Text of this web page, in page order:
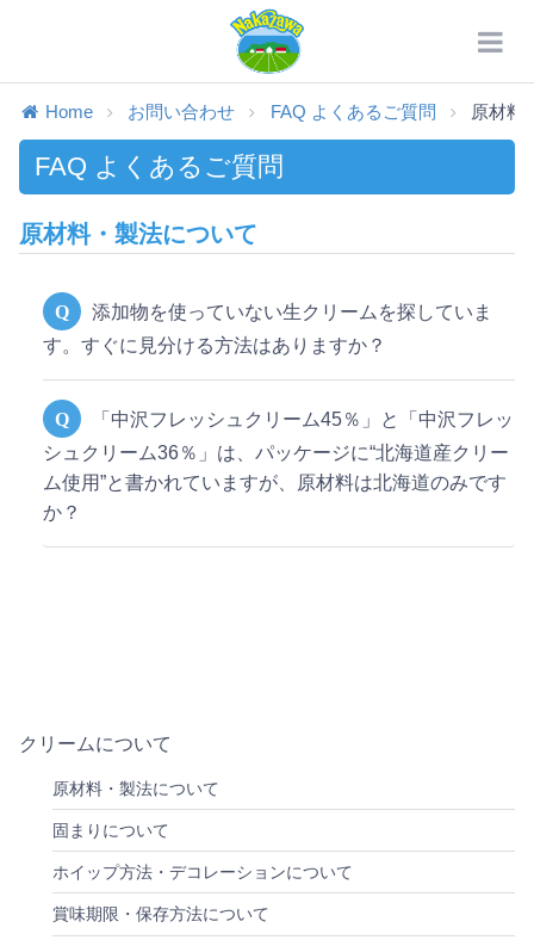
Home お問い合わせ FAQ よくあるご質問 原材料
FAQ よくあるご質問
原材料・製法について
Q
添加物を使っていない生クリームを探していま
す。すぐに見分ける方法はありますか？
Q
「中沢フレッシュクリーム45％」と「中沢フレッ
シュクリーム36％」は、パッケージに“北海道産クリー
ム使用”と書かれていますが、原材料は北海道のみです
か？
クリームについて
原材料・製法について
固まりについて
ホイップ方法・デコレーションについて
賞味期限・保存方法について